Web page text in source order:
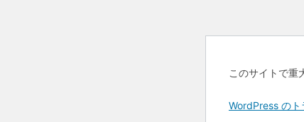
このサイトで重
WordPress のト